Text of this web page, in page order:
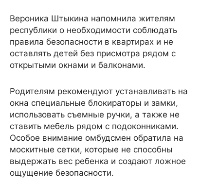
Вероника Штыкина напомнила жителям
республики о необходимости соблюдать
правила безопасности в квартирах и не
оставлять детей без присмотра рядом с
открытыми окнами и балконами.
Родителям рекомендуют устанавливать на
окна специальные блокираторы и замки,
использовать съемные ручки, а также не
ставить мебель рядом с подоконниками.
Особое внимание омбудсмен обратила на
москитные сетки, которые не способны
выдержать вес ребенка и создают ложное
ощущение безопасности.